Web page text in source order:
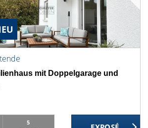
mit Doppelgarage und
5